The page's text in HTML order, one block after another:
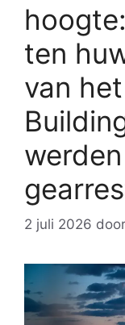
ten
van
2 juli 2026 door